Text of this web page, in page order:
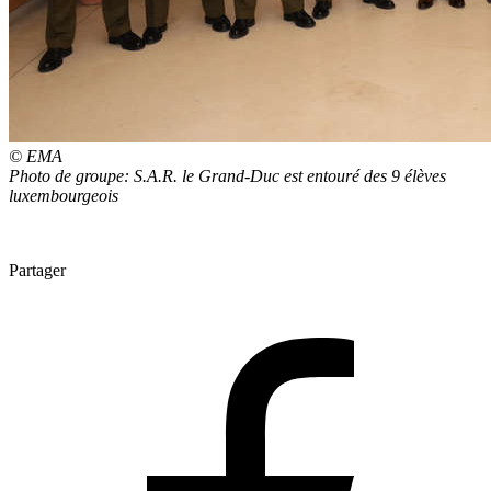
© EMA
Photo de groupe: S.A.R. le Grand-Duc est entouré des 9 élèves
luxembourgeois
Partager